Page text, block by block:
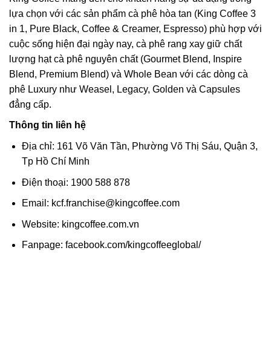
lựa chọn với các sản phẩm cà phê hòa tan (King Coffee 3
in 1, Pure Black, Coffee & Creamer, Espresso) phù hợp với
cuộc sống hiện đại ngày nay, cà phê rang xay giữ chất
lượng hạt cà phê nguyên chất (Gourmet Blend, Inspire
Blend, Premium Blend) và Whole Bean với các dòng cà
phê Luxury như Weasel, Legacy, Golden và Capsules
đẳng cấp.
Thông tin liên hệ
Địa chỉ: 161 Võ Văn Tần, Phường Võ Thị Sáu, Quận 3,
Tp Hồ Chí Minh
Điện thoại: 1900 588 878
Email: kcf.franchise@kingcoffee.com
Website: kingcoffee.com.vn
Fanpage: facebook.com/kingcoffeeglobal/